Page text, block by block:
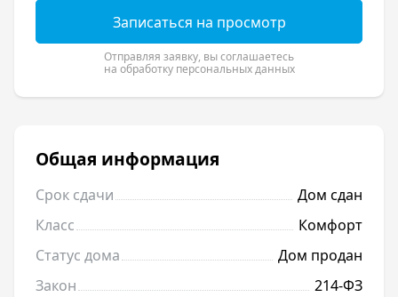
Записаться на просмотр
Отправляя заявку, вы соглашаетесь
на обработку персональных данных
Общая информация
Срок сдачи
Дом сдан
Класс
Комфорт
Статус дома
Дом продан
Закон
214-ФЗ